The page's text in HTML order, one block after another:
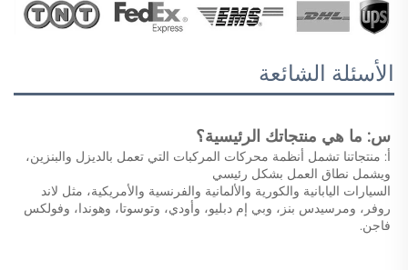
الأسئلة الشائعة
س: ما هي منتجاتك الرئيسية؟
ويشمل نطاق العمل بشكل رئيسي
فاجن.